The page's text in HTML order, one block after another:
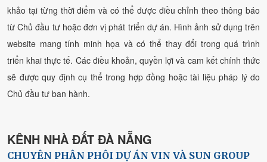
khảo tại từng thời điểm và có thể được điều chỉnh theo thông báo
từ Chủ đầu tư hoặc đơn vị phát triển dự án. Hình ảnh sử dụng trên
website mang tính minh họa và có thể thay đổi trong quá trình
triển khai thực tế. Các điều khoản, quyền lợi và cam kết chính thức
sẽ được quy định cụ thể trong hợp đồng hoặc tài liệu pháp lý do
Chủ đầu tư ban hành.
KÊNH NHÀ ĐẤT ĐÀ NẴNG
CHUYÊN PHÂN PHÔI DỰ ÁN VIN VÀ SUN GROUP